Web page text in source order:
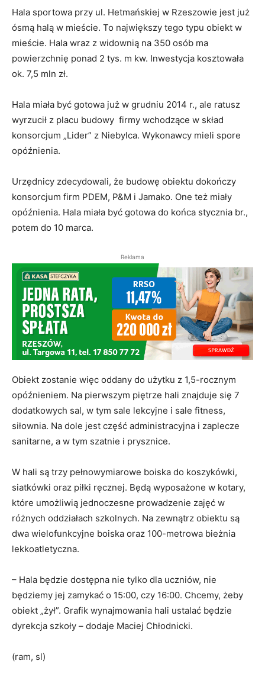
Hala sportowa przy ul. Hetmańskiej w Rzeszowie jest już
ósmą halą w mieście. To największy tego typu obiekt w
mieście. Hala wraz z widownią na 350 osób ma
powierzchnię ponad 2 tys. m kw. Inwestycja kosztowała
ok. 7,5 mln zł.
Hala miała być gotowa już w grudniu 2014 r., ale ratusz
wyrzucił z placu budowy firmy wchodzące w skład
konsorcjum „Lider” z Niebylca. Wykonawcy mieli spore
opóźnienia.
Urzędnicy zdecydowali, że budowę obiektu dokończy
konsorcjum firm PDEM, P&M i Jamako. One też miały
opóźnienia. Hala miała być gotowa do końca stycznia br.,
potem do 10 marca.
Reklama
Obiekt zostanie więc oddany do użytku z 1,5-rocznym
opóźnieniem. Na pierwszym piętrze hali znajduje się 7
dodatkowych sal, w tym sale lekcyjne i sale fitness,
siłownia. Na dole jest część administracyjna i zaplecze
sanitarne, a w tym szatnie i prysznice.
W hali są trzy pełnowymiarowe boiska do koszykówki,
siatkówki oraz piłki ręcznej. Będą wyposażone w kotary,
które umożliwią jednoczesne prowadzenie zajęć w
różnych oddziałach szkolnych. Na zewnątrz obiektu są
dwa wielofunkcyjne boiska oraz 100-metrowa bieżnia
lekkoatletyczna.
– Hala będzie dostępna nie tylko dla uczniów, nie
będziemy jej zamykać o 15:00, czy 16:00. Chcemy, żeby
obiekt „żył”. Grafik wynajmowania hali ustalać będzie
dyrekcja szkoły – dodaje Maciej Chłodnicki.
(ram, sl)